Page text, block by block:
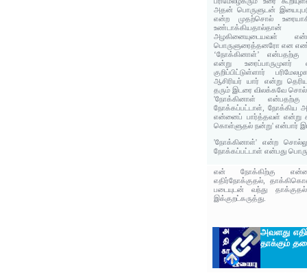
அதன் பொருளுடன்
என்ற முதற்சொல்
அழகினையுடையவள்
பொருளுரைத்தனரோ என
‘நோக்கினாள்’
என்று
குறிப்பிட்டுள்ளார்
ஆசிரியர் யார் என்று
தரும் இடரை விலக்கவே
'நோக்கினாள்
நோக்கப்பட்டாள், நோக்கிய
என்னைப் பார்த்தவள் என்று
கொள்ளுதல் நன்று' என்பார்
'நோக்கினாள்' என்ற
நோக்கப்பட்டாள் என்பது
என் நோக்கிற்கு
எதிர்நோக்குதல்,
படையுடன் வந்து
இக்குறட்கருத்து.
அவளது
தாக்கும்